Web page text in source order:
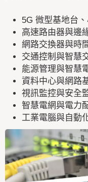
5G 微型基地台
高速路由器與邊
網路交換器與時
交通控制與智慧
能源管理與智慧
資料中心與網路
視訊監控與安全
智慧電網與電力
工業電腦與自動